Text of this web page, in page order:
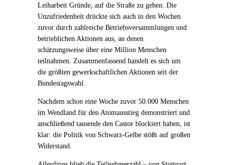
Leiharbeit Gründe, auf die Straße zu gehen. Die
Unzufriedenheit drückte sich auch in den Wochen
zuvor durch zahlreiche Betriebsversammlungen und
betrieblichen Aktionen aus, an denen
schätzungsweise über eine Million Menschen
teilnahmen. Zusammenfassend handelt es sich um
die größten gewerkschaftlichen Aktionen seit der
Bundestagswahl.
Nachdem schon eine Woche zuvor 50.000 Menschen
im Wendland für den Atomausstieg demonstriert und
anschließend tausende den Castor blockiert haben, ist
klar: die Politik von Schwarz-Gelbe stößt auf großen
Widerstand.